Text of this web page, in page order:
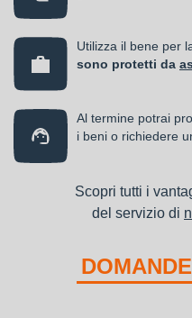
Utilizza il bene per
sono protetti da
Al termine potrai
i beni o richiedere
Scopri tutti i
del servizio di